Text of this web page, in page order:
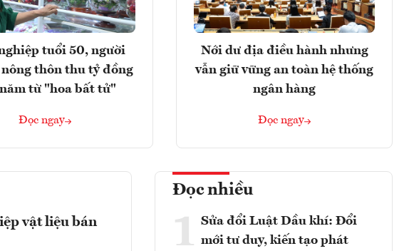
tuổi 50, người
thôn thu tỷ đồng
từ "hoa bất tử"
Đọc ngay
Nới dư địa điều hành nhưng
vẫn giữ vững an toàn hệ thống
ngân hàng
Đọc ngay
vật liệu bán
Đọc nhiều
1 Sửa đổi Luật Dầu khí: Đổi
mới tư duy, kiến tạo phát